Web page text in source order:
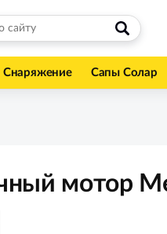
Снаряжение Сапы Солар
мотор